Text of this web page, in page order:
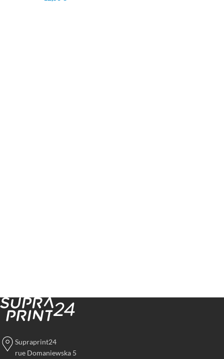
Supraprint24
rue Domaniewska 5